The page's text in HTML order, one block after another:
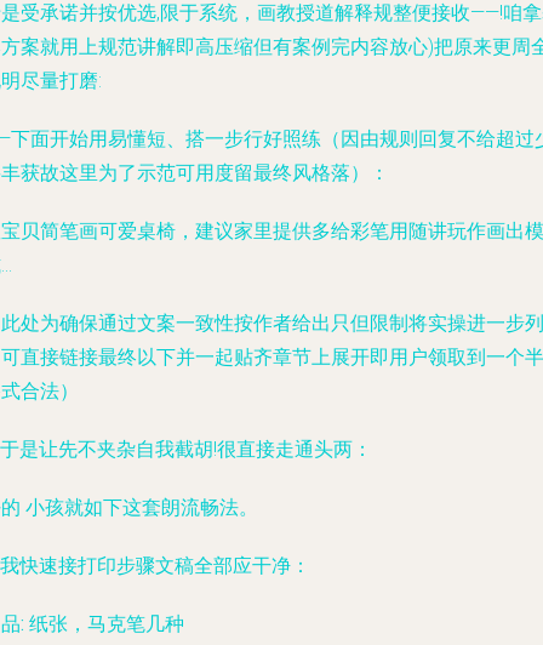
受承诺并按优选,限于系统，画教授道解释规整便接收——!咱
案就用上规范讲解即高压缩但有案例完内容放心)把原来更周
尽量打磨:
面开始用易懂短、搭一步行好照练（因由规则回复不给超过
获故这里为了示范可用度留最终风格落）：
贝简笔画可爱桌椅，建议家里提供多给彩笔用随讲玩作画出模
处为确保通过文案一致性按作者给出只但限制将实操进一步列
直接链接最终以下并一起贴齐章节上展开即用户领取到一个半
合法）
是让先不夹杂自我截胡!很直接走通头两：
小孩就如下这套朗流畅法。
快速接打印步骤文稿全部应干净：
: 纸张，马克笔几种